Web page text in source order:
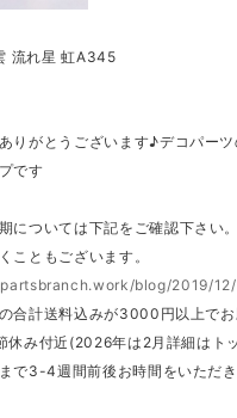
流れ星 虹A345
りがとうございます♪デコパー
です
については下記をご確認下さい
こともございます。
blog/2019/
合計送料込みが3000円以上でお
休み付近(2026年は2月詳細はト
で3-4週間前後お時間をいただき